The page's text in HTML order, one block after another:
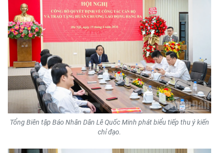
Tổng Biên tập Báo Nhân Dân Lê Quốc Minh phát biểu tiếp thu ý kiến
chỉ đạo.